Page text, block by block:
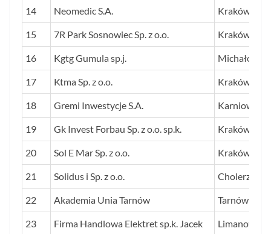
14 Neomedic S.A. Kraków
15 7R Park Sosnowiec Sp. z o.o. Kraków
16 Kgtg Gumula sp.j. Michałowice
17 Ktma Sp. z o.o. Kraków
18 Gremi Inwestycje S.A. Karniowice
19 Gk Invest Forbau Sp. z o.o. sp.k. Kraków
20 Sol E Mar Sp. z o.o. Kraków
21 Solidus i Sp. z o.o. Cholerzyn
22 Akademia Unia Tarnów Tarnów
23
Firma Handlowa Elektret sp.k. Jacek
Limanowa